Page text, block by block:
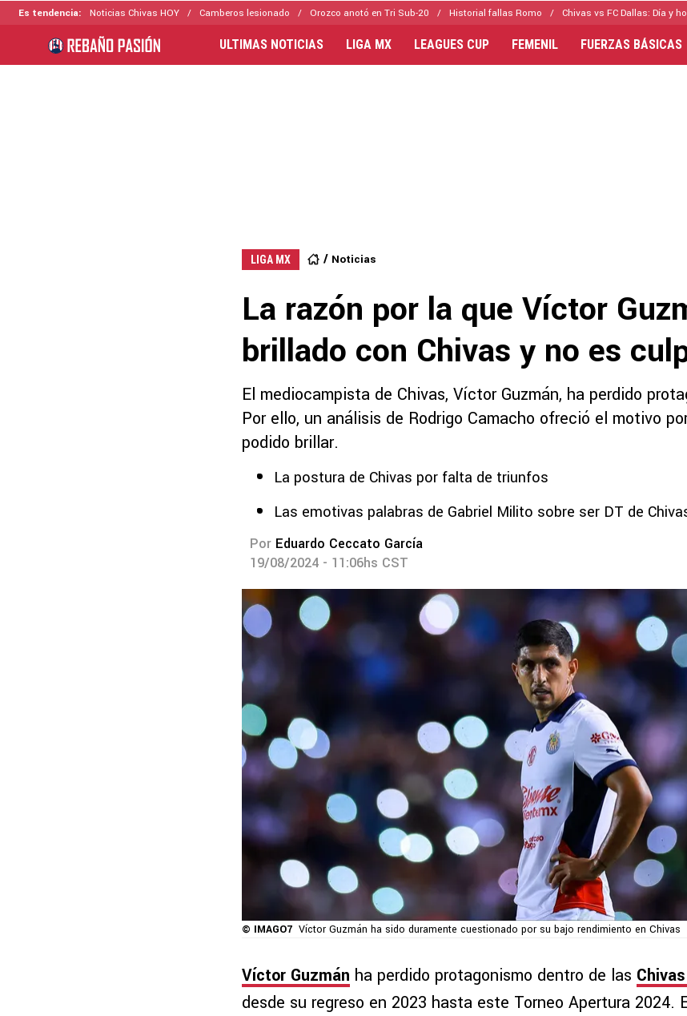
Es tendencia: Noticias Chivas HOY Camberos lesionado Orozco anotó en Tri Sub-20 Historial fallas Romo Chivas vs FC Dallas: Día y
ULTIMAS NOTICIAS LIGA MX LEAGUES CUP FEMENIL FUERZAS BÁSICAS
LIGA MX Noticias
La razón por la que Víctor
brillado con Chivas y no es
El mediocampista de Chivas, Víctor Guzmán, ha perdido
Por ello, un análisis de Rodrigo Camacho ofreció el motivo
podido brillar.
La postura de Chivas por falta de triunfos
Las emotivas palabras de Gabriel Milito sobre ser DT de
Por Eduardo Ceccato García
19/08/2024 - 11:06hs CST
© IMAGO7 Víctor Guzmán ha sido duramente cuestionado por su bajo rendimiento en Chivas
Víctor Guzmán ha perdido protagonismo dentro de las
desde su regreso en 2023 hasta este Torneo Apertura 2024.